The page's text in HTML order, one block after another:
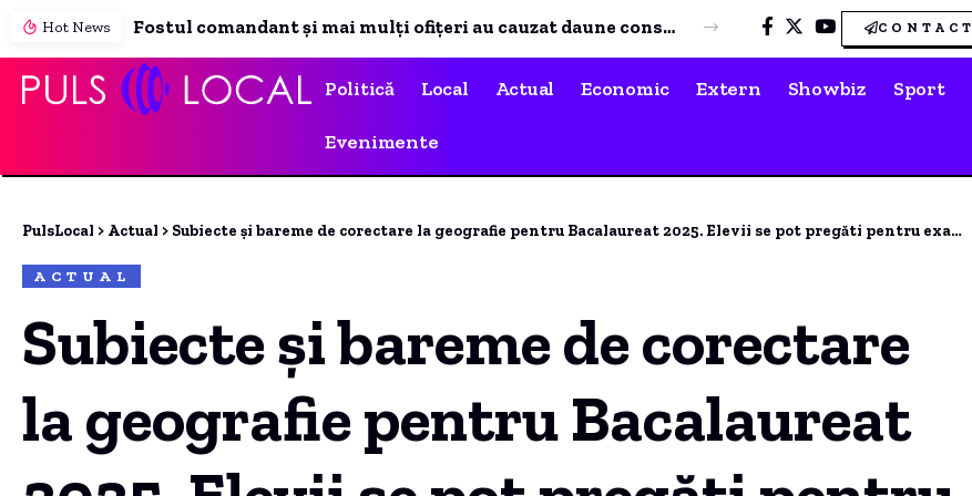
Hot News Șase variante de blocuri propuse pe o stradă din centrul Constanței CONTACT
Politică Local Actual Economic Extern Showbiz Sport
Evenimente
PulsLocal > Actual > Subiecte și bareme de corectare la geografie pentru Bacalaureat 2025. Elevii se pot pregăti pentru examenul de vară.
ACTUAL
Subiecte și bareme de corectare
la geografie pentru Bacalaureat